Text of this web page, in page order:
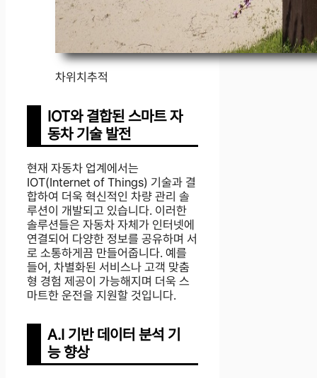
차위치추적
IOT와 결합된 스마트 자
동차 기술 발전
현재 자동차 업계에서는
IOT(Internet of Things) 기술과 결
합하여 더욱 혁신적인 차량 관리 솔
루션이 개발되고 있습니다. 이러한
솔루션들은 자동차 자체가 인터넷에
연결되어 다양한 정보를 공유하며 서
로 소통하게끔 만들어줍니다. 예를
들어, 차별화된 서비스나 고객 맞춤
형 경험 제공이 가능해지며 더욱 스
마트한 운전을 지원할 것입니다.
A.I 기반 데이터 분석 기
능 향상